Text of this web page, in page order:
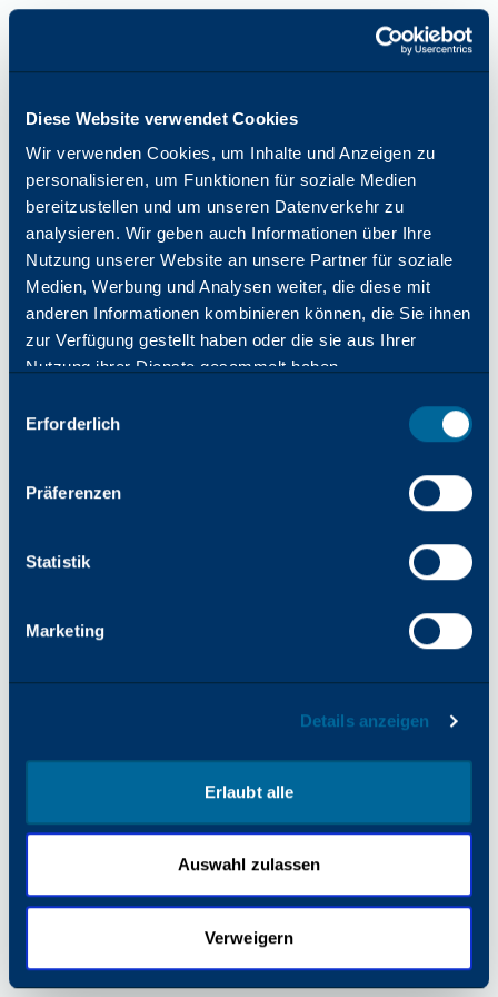
Diese Website verwendet Cookies
Wir verwenden Cookies, um Inhalte und Anzeigen zu
personalisieren, um Funktionen für soziale Medien
bereitzustellen und um unseren Datenverkehr zu
analysieren. Wir geben auch Informationen über Ihre
Nutzung unserer Website an unsere Partner für soziale
Medien, Werbung und Analysen weiter, die diese mit
anderen Informationen kombinieren können, die Sie ihnen
zur Verfügung gestellt haben oder die sie aus Ihrer
Nutzung ihrer Dienste gesammelt haben.
mitErforderlich
Präferenzen
Statistik
Marketing
Details anzeigen
Erlaubt alle
Auswahl zulassen
Verweigern
clientseitige Ausnahme aufgetreten (weitere Informationen